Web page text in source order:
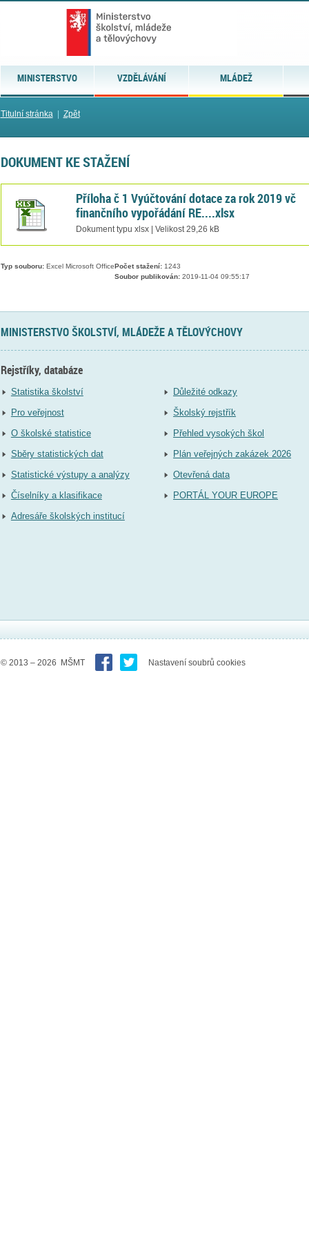
MINISTERSTVO VZDĚLÁVÁNÍ MLÁDEŽ
Titulní stránka| Zpět
DOKUMENT KE STAŽENÍ
Příloha č 1 Vyúčtování dotace za rok 2019 vč
finančního vypořádání RE....xlsx
Dokument typu xlsx | Velikost 29,26 kB
Typ souboru:Excel Microsoft Office Počet stažení:1243
Soubor publikován:2019-11-04 09:55:17
MINISTERSTVO ŠKOLSTVÍ, MLÁDEŽE A TĚLOVÝCHOVY
Rejstříky, databáze
Statistika školství
Pro veřejnost
O školské statistice
Sběry statistických dat
Statistické výstupy a analýzy
Číselníky a klasifikace
Adresáře školských institucí
Důležité odkazy
Školský rejstřík
Přehled vysokých škol
Plán veřejných zakázek 2026
Otevřená data
PORTÁL YOUR EUROPE
© 2013 – 2026 MŠMT Nastavení soubrů cookies